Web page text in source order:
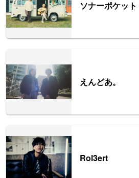
ソナーポケット
えんどあ。
Rol3ert